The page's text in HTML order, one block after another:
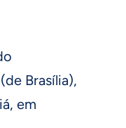
Brasília),
em